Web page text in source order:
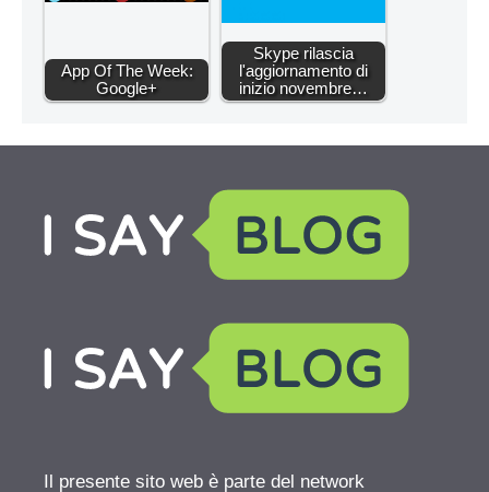
App Of The Week:
Google+
Skype rilascia
l'aggiornamento di
inizio novembre…
Il presente sito web è parte del network